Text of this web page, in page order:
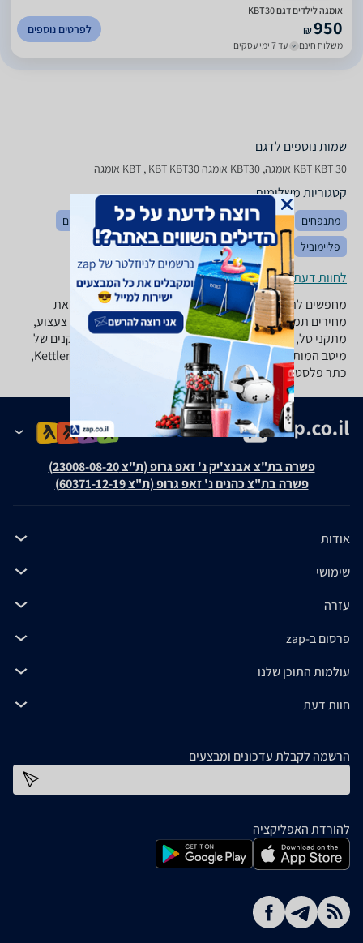
אומגה לילדים דגם KBT30
₪950
משלוח חינם עד 7 ימי עסקים
לפרטים נוספים
שמות נוספים לדגם
KBT KBT 30 אומגה, KBT30 אומגה KBT , KBT KBT30 אומגה
קטגוריות משלימות
מתנפחים לגו ומשחקי הרכבה משחקי חשיבה והגיון
פאזלים
פליימוביל
צעצועים על שלט טרמפולינות צעצועים
לחוות דעת ופרטי החנויות
מחפשים להוסיף מתקני ספורט לחצר או לבית? ב-zap השוואת
מחירים תמצאו מגוון רחב של צעצועים לבית ולחצר: מטבחי צעצוע,
מתקני סל, בריכת כדורים, נדנדנות ועוד מגוון רחב של מתקנים של
מיטב המותגים המובילים: Kettler, Step2, Little Tikes, Starplast,
כתר פלסטיק ועד רבים.
פשרה בת"צ אבנצ'יק נ' זאפ גרופ (ת"צ 23008-08-20)
פשרה בת"צ כהנים נ' זאפ גרופ (ת"צ 60371-12-19)
אודות
שימושי
עזרה
פרסום ב-zap
עולמות התוכן שלנו
חוות דעת
הרשמה לקבלת עדכונים ומבצעים
להורדת האפליקציה